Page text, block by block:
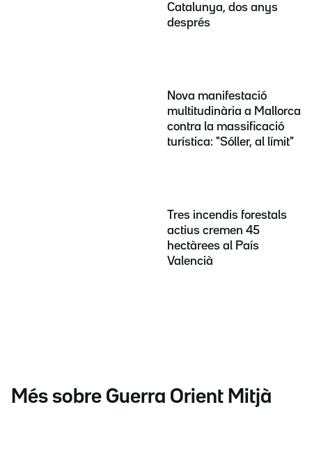
Catalunya, dos anys
després
Nova manifestació
multitudinària a Mallorca
contra la massificació
turística: "Sóller, al límit"
Tres incendis forestals
actius cremen 45
hectàrees al País
Valencià
Més sobre Guerra Orient Mitjà